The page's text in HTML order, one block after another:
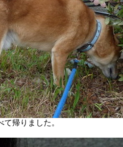
帰りました。